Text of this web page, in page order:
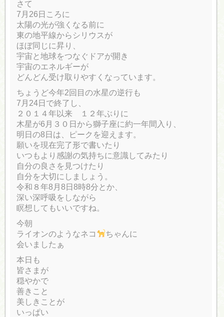
さて
7月26日ころに
太陽の光が強くなる前に
東の地平線からシリウスが
ほぼ同じに昇り、
宇宙と地球をつなぐドアが開き
宇宙のエネルギーが
どんどん受け取りやすくなっています。
ちょうど今年2回目の水星の逆行も
7月24日で終了し、
２０１４年以来 １２年ぶりに
木星が6月３０日から獅子座に約一年間入り、
明日の8日は、ピークを迎えます。
願いを現在完了形で書いたり
いつもより感謝の気持ちに意識してみたり
自分の良さを見つけたり
自分を大切にしましょう。
令和８年8月8日8時8分とか、
深い深呼吸をしながら
瞑想してもいいですね。
今朝
ライオンのようなネコ
ちゃんに
会いましたぁ
本日も
皆さまが
穏やかで
善きこと
美しきことが
いっぱい